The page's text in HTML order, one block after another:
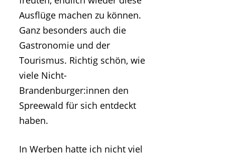
Ausflüge machen zu können.
Ganz besonders auch die
Gastronomie und der
Tourismus. Richtig schön, wie
viele Nicht-
Brandenburger:innen den
Spreewald für sich entdeckt
haben.
In Werben hatte ich nicht viel